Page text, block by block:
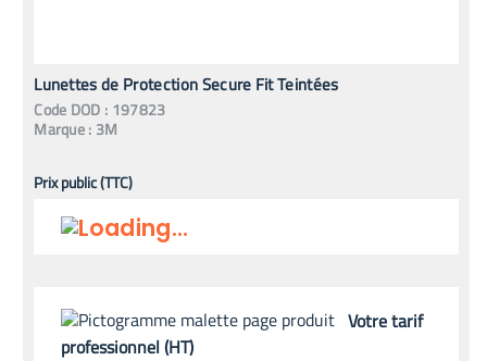
Lunettes de Protection Secure Fit Teintées
Code DOD : 197823
Marque : 3M
Prix public (TTC)
Votre tarif
professionnel (HT)